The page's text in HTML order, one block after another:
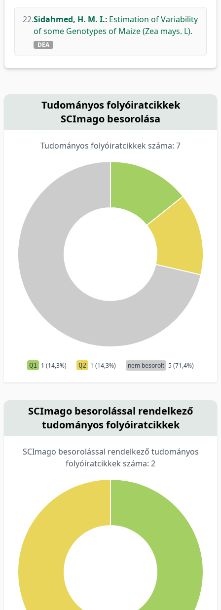
22.Sidahmed, H. M. I.: Estimation of Variability
of some Genotypes of Maize (Zea mays. L).
DEA
Tudományos folyóiratcikkek
SCImago besorolása
Tudományos folyóiratcikkek száma: 7
Q1 1 (14,3%) Q2 1 (14,3%) nem besorolt 5 (71,4%)
SCImago besorolással rendelkező
tudományos folyóiratcikkek
SCImago besorolással rendelkező tudományos
folyóiratcikkek száma: 2